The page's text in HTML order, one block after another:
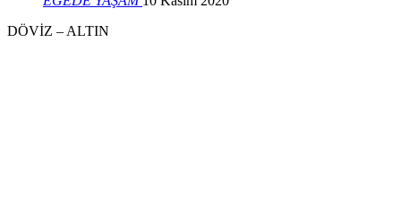
DÖVİZ – ALTIN